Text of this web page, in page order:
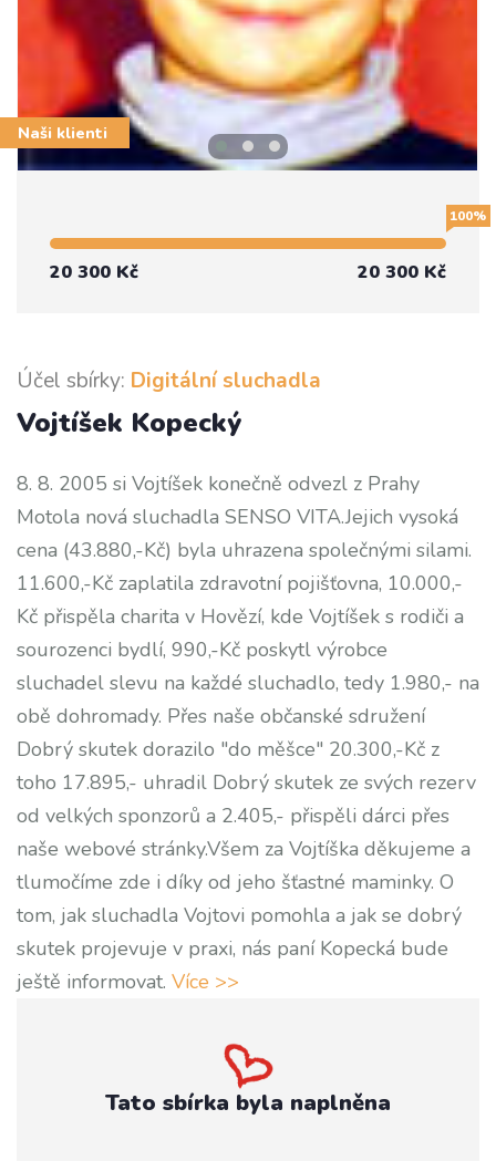
Naši klienti
100%
20 300 Kč 20 300 Kč
Účel sbírky: Digitální sluchadla
Vojtíšek Kopecký
8. 8. 2005 si Vojtíšek konečně odvezl z Prahy
Motola nová sluchadla SENSO VITA.Jejich vysoká
cena (43.880,-Kč) byla uhrazena společnými silami.
11.600,-Kč zaplatila zdravotní pojišťovna, 10.000,-
Kč přispěla charita v Hovězí, kde Vojtíšek s rodiči a
sourozenci bydlí, 990,-Kč poskytl výrobce
sluchadel slevu na každé sluchadlo, tedy 1.980,- na
obě dohromady. Přes naše občanské sdružení
Dobrý skutek dorazilo "do měšce" 20.300,-Kč z
toho 17.895,- uhradil Dobrý skutek ze svých rezerv
od velkých sponzorů a 2.405,- přispěli dárci přes
naše webové stránky.Všem za Vojtíška děkujeme a
tlumočíme zde i díky od jeho šťastné maminky. O
tom, jak sluchadla Vojtovi pomohla a jak se dobrý
skutek projevuje v praxi, nás paní Kopecká bude
ještě informovat. Více >>
Tato sbírka byla naplněna